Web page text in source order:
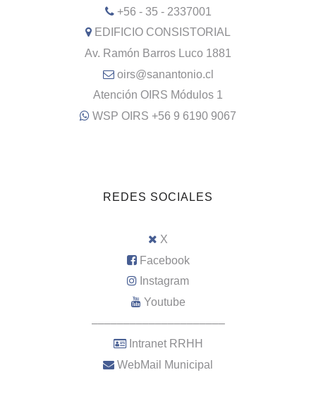
+56 - 35 - 2337001
EDIFICIO CONSISTORIAL
Av. Ramón Barros Luco 1881
oirs@sanantonio.cl
Atención OIRS Módulos 1
WSP OIRS +56 9 6190 9067
REDES SOCIALES
X
Facebook
Instagram
Youtube
–––––––––––––––––––––
Intranet RRHH
WebMail Municipal